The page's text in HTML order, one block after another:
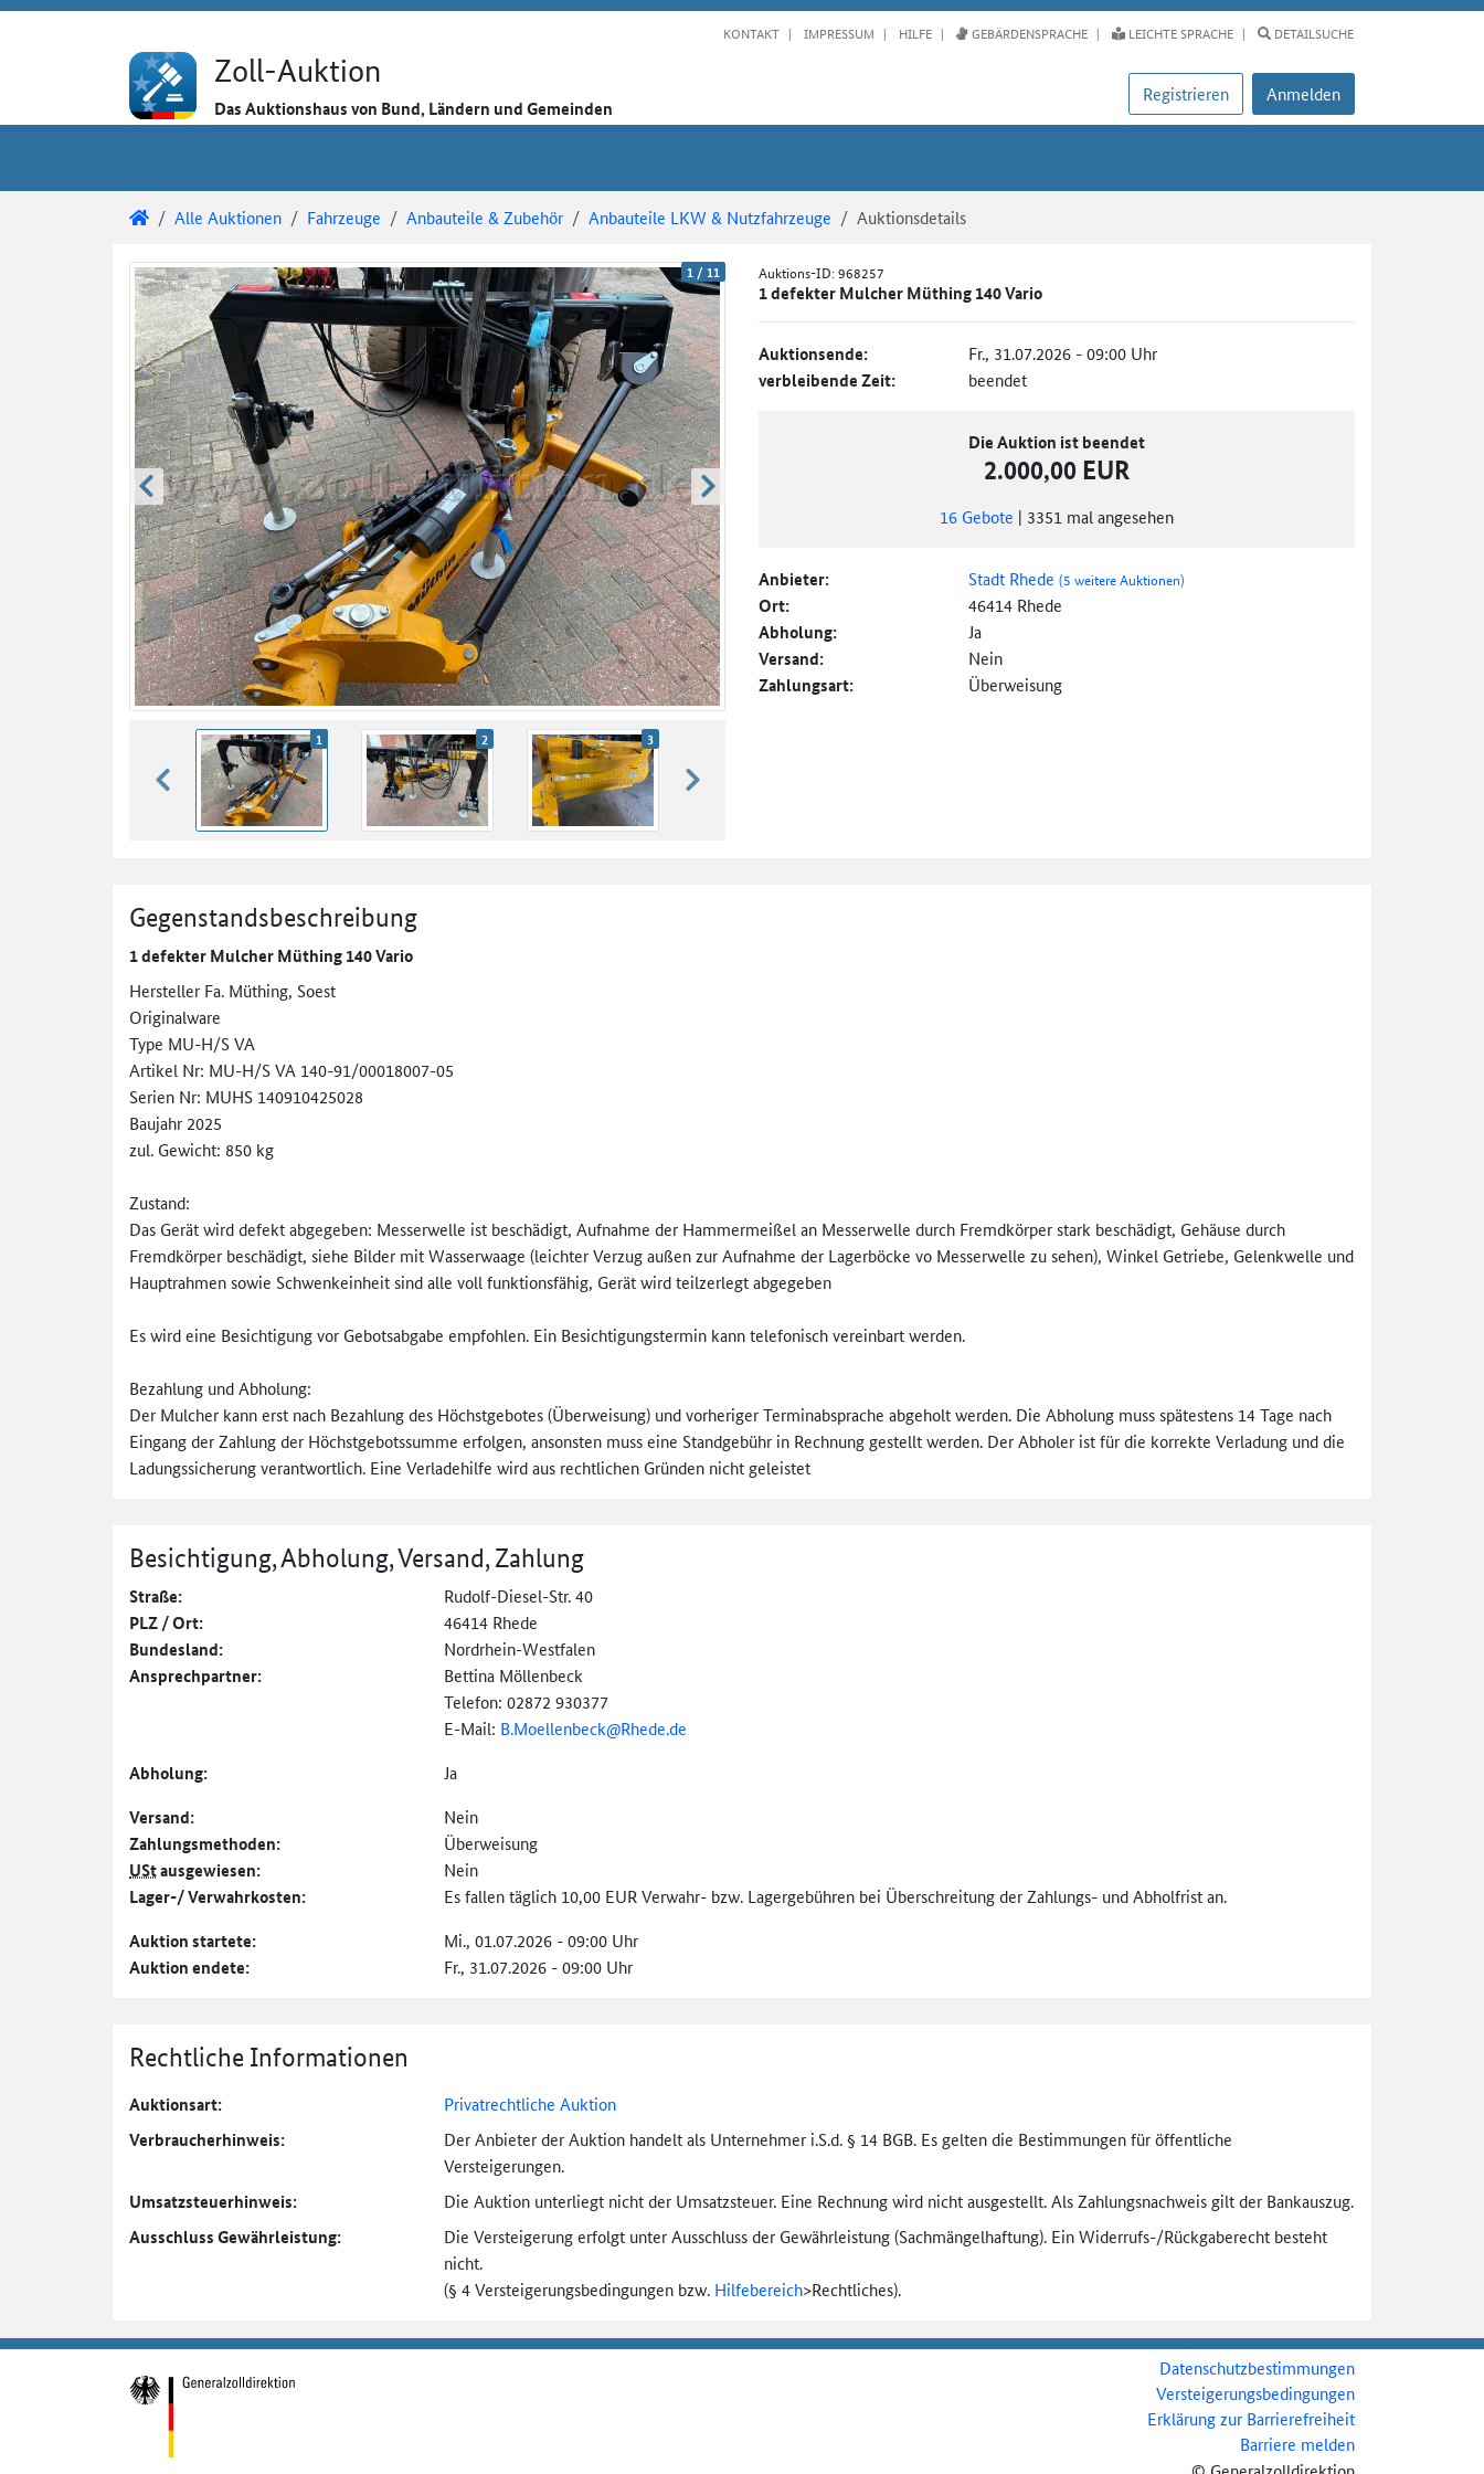
KONTAKT IMPRESSUM HILFE GEBÄRDENSPRACHE LEICHTE SPRACHE DETAILSUCHE
Zoll-Auktion
Das Auktionshaus von Bund, Ländern und Gemeinden
Registrieren Anmelden
Zoll-Auktion
Alle Auktionen Fahrzeuge Anbauteile & Zubehör Anbauteile LKW & Nutzfahrzeuge Auktionsdetails
Auktionsdetails
Auktionsüberblick 1 /11
zurück blättern weiter blättern
zurück blättern
1 2 3
weiter blättern
Auktions-ID:968257
1 defekter Mulcher Müthing 140 Vario
Auktionsende: Fr., 31.07.2026 - 09:00 Uhr
verbleibende Zeit: beendet
Die Auktion ist beendet
2.000,00 EUR
16 Gebote | 3351 mal angesehen
Anbieter: Stadt Rhede (5 weitere Auktionen)
Ort: 46414 Rhede
Abholung: Ja
Versand: Nein
Zahlungsart: Überweisung
Gegenstandsbeschreibung
1 defekter Mulcher Müthing 140 Vario
Hersteller Fa. Müthing, Soest
Originalware
Type MU-H/S VA
Artikel Nr: MU-H/S VA 140-91/00018007-05
Serien Nr: MUHS 140910425028
Baujahr 2025
zul. Gewicht: 850 kg
Zustand:
Das Gerät wird defekt abgegeben: Messerwelle ist beschädigt, Aufnahme der Hammermeißel an Messerwelle durch Fremdkörper stark beschädigt, Gehäuse durch
Fremdkörper beschädigt, siehe Bilder mit Wasserwaage (leichter Verzug außen zur Aufnahme der Lagerböcke vo Messerwelle zu sehen), Winkel Getriebe, Gelenkwelle und
Hauptrahmen sowie Schwenkeinheit sind alle voll funktionsfähig, Gerät wird teilzerlegt abgegeben
Es wird eine Besichtigung vor Gebotsabgabe empfohlen. Ein Besichtigungstermin kann telefonisch vereinbart werden.
Bezahlung und Abholung:
Der Mulcher kann erst nach Bezahlung des Höchstgebotes (Überweisung) und vorheriger Terminabsprache abgeholt werden. Die Abholung muss spätestens 14 Tage nach
Eingang der Zahlung der Höchstgebotssumme erfolgen, ansonsten muss eine Standgebühr in Rechnung gestellt werden. Der Abholer ist für die korrekte Verladung und die
Ladungssicherung verantwortlich. Eine Verladehilfe wird aus rechtlichen Gründen nicht geleistet
Besichtigung, Abholung, Versand, Zahlung
Straße: Rudolf-Diesel-Str. 40
PLZ / Ort: 46414 Rhede
Bundesland: Nordrhein-Westfalen
Ansprechpartner:
Bettina Möllenbeck
Telefon: 02872 930377
E-Mail: B.Moellenbeck@Rhede.de
Abholung: Ja
Versand: Nein
Zahlungs­methoden: Überweisung
UStausgewiesen: Nein
Lager-/ Verwahrkosten: Es fallen täglich 10,00 EUR Verwahr- bzw. Lagergebühren bei Überschreitung der Zahlungs- und Abholfrist an.
Auktion startete: Mi., 01.07.2026 - 09:00 Uhr
Auktion endete: Fr., 31.07.2026 - 09:00 Uhr
Rechtliche Informationen
Auktionsart: Privatrechtliche Auktion
Verbraucher­hinweis:
Der Anbieter der Auktion handelt als Unternehmer i.S.d. § 14 BGB. Es gelten die Bestimmungen für öffentliche
Versteigerungen.
Umsatzsteuer­hinweis: Die Auktion unterliegt nicht der Umsatzsteuer. Eine Rechnung wird nicht ausgestellt. Als Zahlungsnachweis gilt der Bankauszug.
Ausschluss Gewährleistung: Die Versteigerung erfolgt unter Ausschluss der Gewährleistung (Sachmängel­haftung). Ein Widerrufs-/Rückgaberecht besteht
nicht.
(§ 4 Versteigerungs­bedingungen bzw. Hilfebereich>Rechtliches).
Datenschutzbestimmungen
Versteigerungsbedingungen
Erklärung zur Barrierefreiheit
Barriere melden